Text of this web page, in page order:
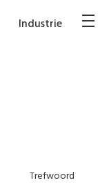
Industrie
Trefwoord